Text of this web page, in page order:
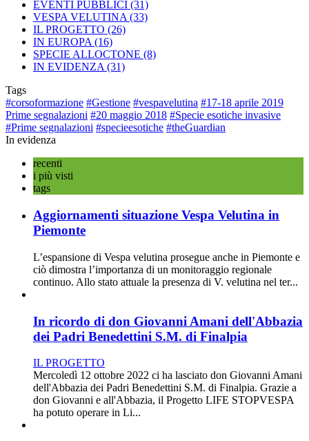
EVENTI PUBBLICI (31)
VESPA VELUTINA(33)
IL PROGETTO (26)
IN EUROPA(16)
SPECIE ALLOCTONE (8)
IN EVIDENZA(31)
Tags
#corsoformazione #Gestione #vespavelutina #17-18 aprile 2019
Prime segnalazioni #20 maggio 2018 #Specie esotiche invasive
#Prime segnalazioni #specieesotiche #theGuardian
In evidenza
recenti
i più visti
tags
Aggiornamenti situazione Vespa Velutina in
Piemonte
L’espansione di Vespa velutina prosegue anche in Piemonte e
ciò dimostra l’importanza di un monitoraggio regionale
continuo. Allo stato attuale la presenza di V. velutina nel ter...
In ricordo di don Giovanni Amani dell'Abbazia
dei Padri Benedettini S.M. di Finalpia
IL PROGETTO
Mercoledì 12 ottobre 2022 ci ha lasciato don Giovanni Amani
dell'Abbazia dei Padri Benedettini S.M. di Finalpia. Grazie a
don Giovanni e all'Abbazia, il Progetto LIFE STOPVESPA
ha potuto operare in Li...